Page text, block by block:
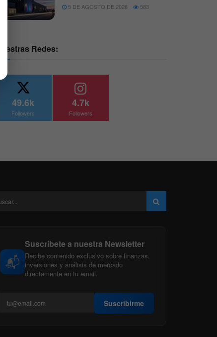
5 DE AGOSTO DE 2026 583
Nuestras Redes:
49.6k
Followers
4.7k
Followers
📬
Suscríbete a nuestra Newsletter
Recibe contenido exclusivo sobre finanzas,
inversiones y análisis de mercado
directamente en tu email.
Suscribirme